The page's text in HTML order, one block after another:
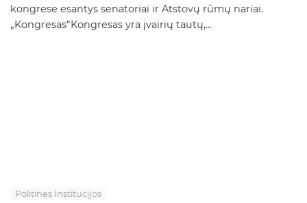
kongrese esantys senatoriai ir Atstovų rūmų nariai.
„Kongresas“Kongresas yra įvairių tautų,...
Politinės Institucijos